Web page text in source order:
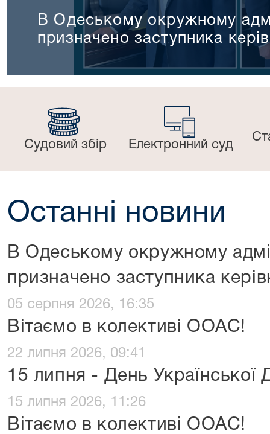
В Одеському окружному
призначено заступника
Судовий збір Електронний суд
Останні новини
В Одеському окружному
призначено заступника
05 серпня 2026, 16:35
Вітаємо в колективі ООАС!
22 липня 2026, 09:41
15 липня - День Української
15 липня 2026, 11:26
Вітаємо в колективі ООАС!